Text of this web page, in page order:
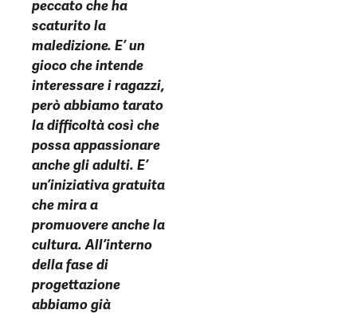
peccato che ha
scaturito la
maledizione. E’ un
gioco che intende
interessare i ragazzi,
però abbiamo tarato
la difficoltà così che
possa appassionare
anche gli adulti. E’
un’iniziativa gratuita
che mira a
promuovere anche la
cultura. All’interno
della fase di
progettazione
abbiamo già